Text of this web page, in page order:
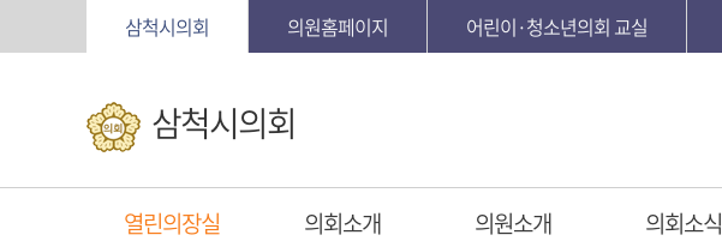
삼척시의회 의원홈페이지 어린이·청소년의회 교실
삼척시의회
열린의장실 의회소개 의원소개 의회소식